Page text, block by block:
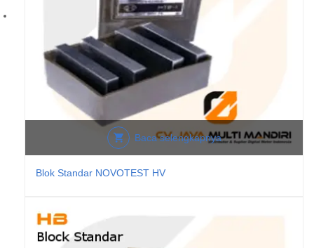
Baca selengkapnya
Blok Standar NOVOTEST HV